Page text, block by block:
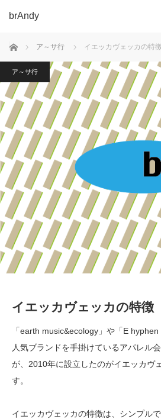
brAndy
ホーム ア～サ行 イエッカヴェッカの特徴
ア～サ行
イエッカヴェッカの特徴
「earth music&ecology」や「E
人気ブランドを手掛けているアパレル
が、2010年に設立したのがイエッカヴ
す。
イエッカヴェッカの特徴は、シンプル